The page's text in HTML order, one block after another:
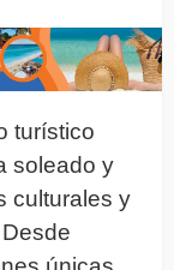
turístico
soleado y
culturales y